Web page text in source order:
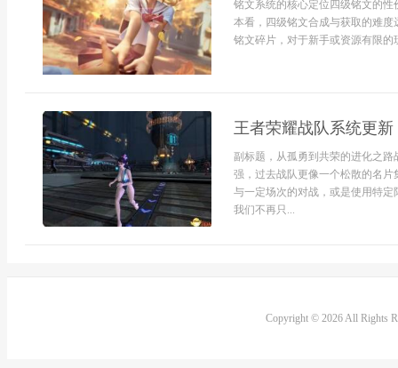
铭文系统的核心定位四级铭文的
本看，四级铭文合成与获取的难
铭文碎片，对于新手或资源有限
王者荣耀战队系统更
副标题，从孤勇到共荣的进化之
强，过去战队更像一个松散的名
与一定场次的对战，或是使用特
我们不再只...
Copyright © 2026 All Rights